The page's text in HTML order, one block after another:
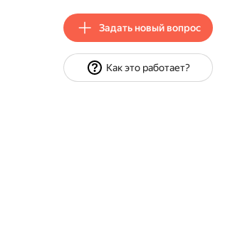
Задать новый вопрос
Как это работает?